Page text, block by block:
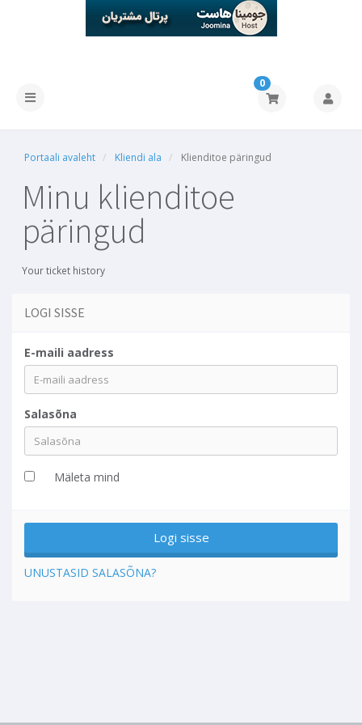
0
Portaali avaleht Kliendi ala Klienditoe päringud
Minu klienditoe
päringud
Your ticket history
LOGI SISSE
E-maili aadress
Salasõna
Mäleta mind
UNUSTASID SALASÕNA?